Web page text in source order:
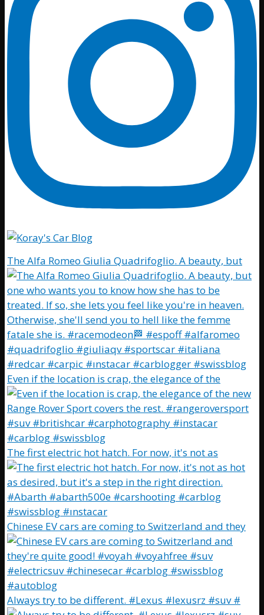
The Alfa Romeo Giulia Quadrifoglio. A beauty, but
Even if the location is crap, the elegance of the
The first electric hot hatch. For now, it's not as
Chinese EV cars are coming to Switzerland and they
Always try to be different. #Lexus #lexusrz #suv #